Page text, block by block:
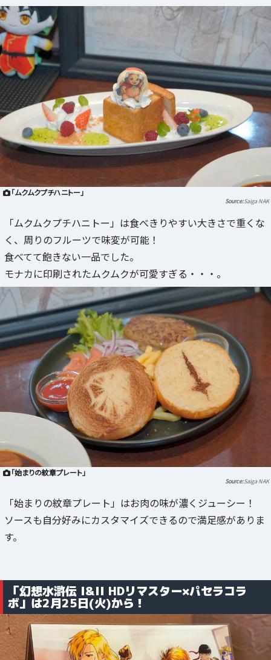
「ムクムクプチハニトー」
Saiga NAK
「ムクムクプチハニトー」は食べきりやすい大きさで重くな
く、周りのフルーツで味変が可能！
食べてて飽きない一品でした。
モナカに印刷されたムクムクが可愛すぎる・・・。
「始まりの紋章プレート」
Saiga NAK
「始まりの紋章プレート」はお肉の味が濃くジューシー！
ソースも自分好みにカスタマイズできるので満足感がありま
す。
「幻想水滸伝 I&II HDリマスター×パセラコラ
ボ」は2月25日(火)から！